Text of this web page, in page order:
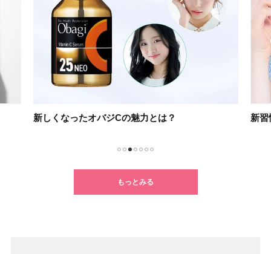
新しくなったオバジCの魅力とは？ 新習
もっとみる